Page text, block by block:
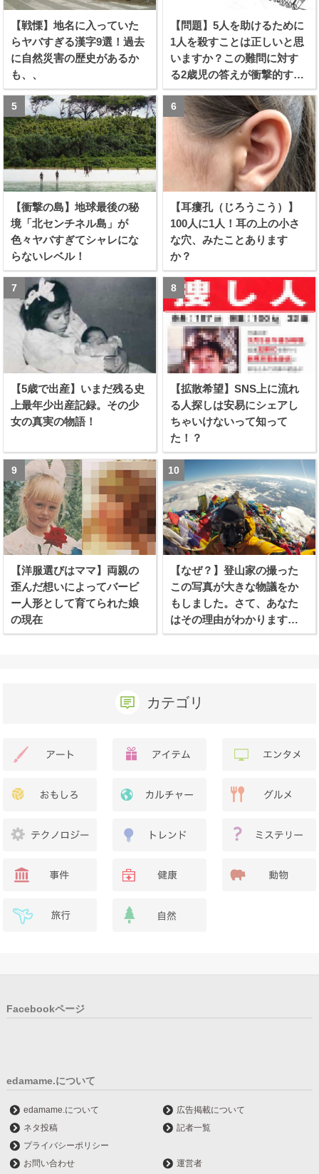
【戦慄】地名に入っていた
らヤバすぎる漢字9選！過去
に自然災害の歴史があるか
も、、
【問題】5人を助けるために
1人を殺すことは正しいと思
いますか？この難問に対す
る2歳児の答えが衝撃的すぎ
る！！
【衝撃の島】地球最後の秘
境「北センチネル島」が
色々ヤバすぎてシャレにな
らないレベル！
【耳瘻孔（じろうこう）】
100人に1人！耳の上の小さ
な穴、みたことあります
か？
【5歳で出産】いまだ残る史
上最年少出産記録。その少
女の真実の物語！
【拡散希望】SNS上に流れ
る人探しは安易にシェアし
ちゃいけないって知って
た！？
【洋服選びはママ】両親の
歪んだ想いによってバービ
ー人形として育てられた娘
の現在
【なぜ？】登山家の撮った
この写真が大きな物議をか
もしました。さて、あなた
はその理由がわかります
か？
カテゴリ
Facebookページ
edamame.について
edamame.について
広告掲載について
ネタ投稿
記者一覧
プライバシーポリシー
お問い合わせ
運営者